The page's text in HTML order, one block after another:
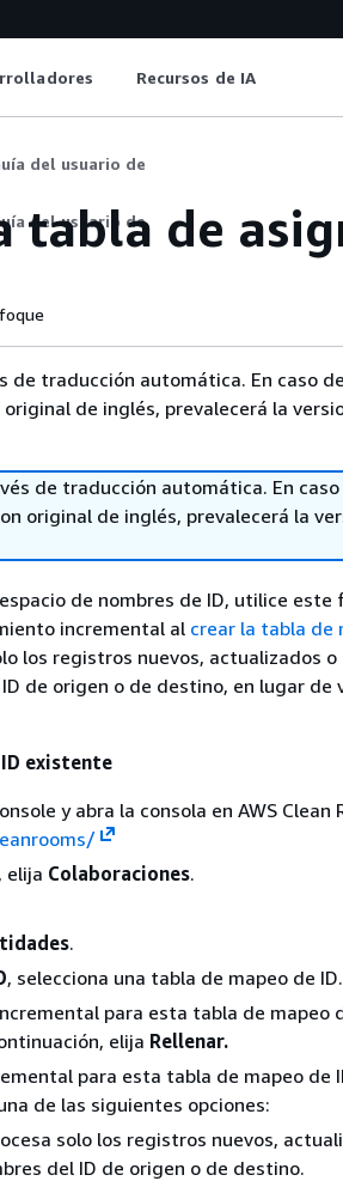
Recursos de IA
del usuario de
del usuario de
tabla de
de traducción automática. En caso de
de inglés, prevalecerá la
de traducción automática. En caso
original de inglés, prevalecerá la
de nombres de ID, utilice este
incremental al crear la tabla de
los registros nuevos, actualizados o
de origen o de destino, en lugar de
existente
y abra la consola en AWS Clean
elija Colaboraciones.
.
, selecciona una tabla de mapeo de ID.
para esta tabla de mapeo
elija Rellenar.
para esta tabla de mapeo de
de las siguientes opciones:
solo los registros nuevos,
del ID de origen o de destino.